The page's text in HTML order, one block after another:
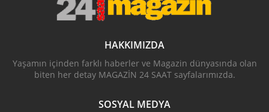
HAKKIMIZDA
Yaşamın içinden farklı haberler ve Magazin dünyasında olan
biten her detay MAGAZİN 24 SAAT sayfalarımızda.
SOSYAL MEDYA